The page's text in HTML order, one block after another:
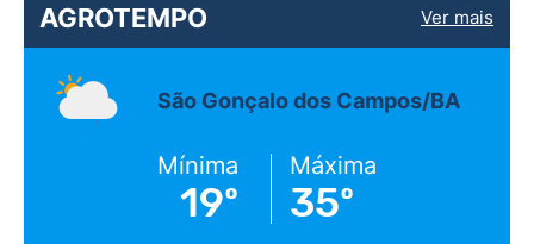
AGROTEMPO Ver mais
São Gonçalo dos Campos/BA
Mínima
19º
Máxima
35º